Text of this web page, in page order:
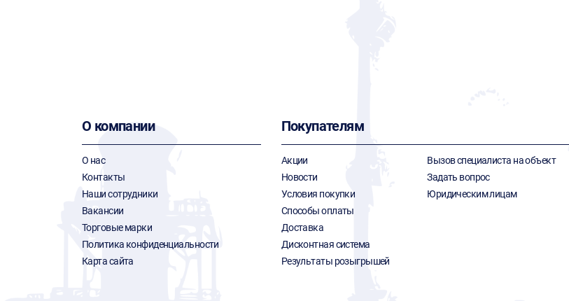
О компании
О нас
Контакты
Наши сотрудники
Вакансии
Торговые марки
Политика конфиденциальности
Карта сайта
Покупателям
Акции
Новости
Условия покупки
Способы оплаты
Доставка
Дисконтная система
Результаты розыгрышей
Вызов специалиста на объект
Задать вопрос
Юридическим лицам